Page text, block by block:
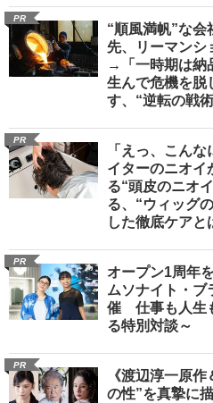
PR
“順風満帆”な会
先、リーマン
→「一時期は納
生んで危機を脱
す、“逆転の戦
PR
「えっ、こん
イターのニオ
る“頭皮のニオ
る、“ウィッグ
した徹底ケアと
PR
オープン1周年
ムソナイト・ブ
催 仕事も人生
る特別対談～
PR
《渡辺淳一原
の性”を真摯に